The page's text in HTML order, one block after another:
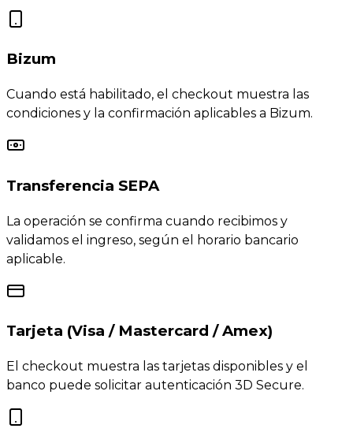
Bizum
Cuando está habilitado, el checkout muestra las
condiciones y la confirmación aplicables a Bizum.
Transferencia SEPA
La operación se confirma cuando recibimos y
validamos el ingreso, según el horario bancario
aplicable.
Tarjeta (Visa / Mastercard / Amex)
El checkout muestra las tarjetas disponibles y el
banco puede solicitar autenticación 3D Secure.